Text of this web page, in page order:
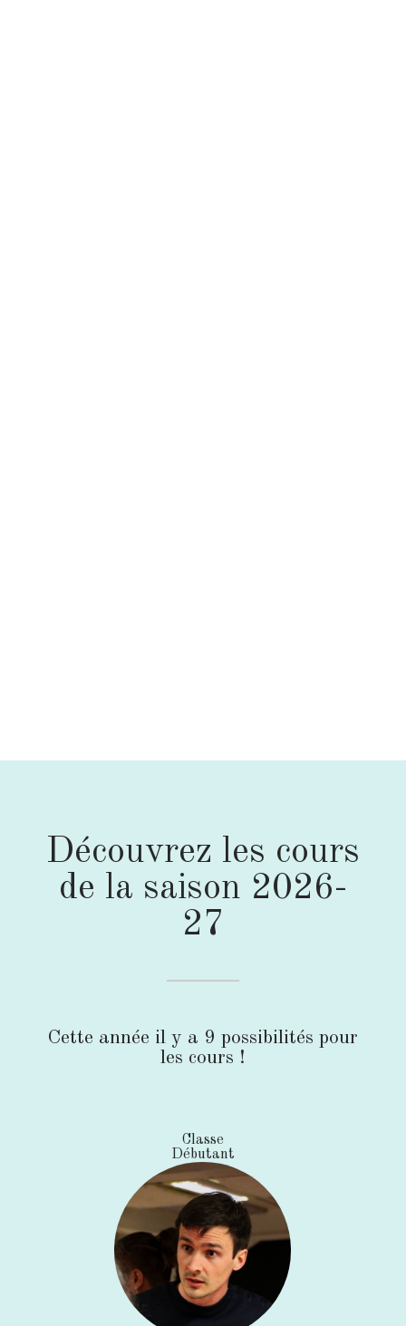
Découvrez les cours
de la saison 2026-
27
Cette année il y a 9 possibilités pour
les cours !
Classe
Débutant